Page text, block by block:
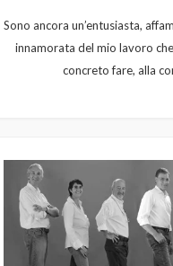
Sono ancora un’entusiasta,
innamorata del mio lavoro
concreto fare, alla